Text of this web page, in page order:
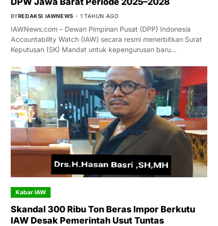
BYREDAKSI IAWNEWS 1 TAHUN AGO
IAWNews.com – Dewan Pimpinan Pusat (DPP) Indonesia
Accountability Watch (IAW) secara resmi menerbitkan Surat
Keputusan (SK) Mandat untuk kepengurusan baru…
Kabar IAW
Skandal 300 Ribu Ton Beras Impor Berkutu
IAW Desak Pemerintah Usut Tuntas